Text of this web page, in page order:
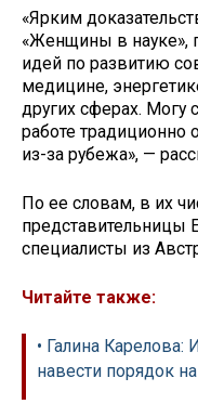
«Ярким
«Женщины в науке»,
идей по развитию
медицине,
других сферах. Могу
работе традиционно
из-за рубежа», —
По ее словам, в их
специалисты из
Читайте также:
• Галина
навести порядок